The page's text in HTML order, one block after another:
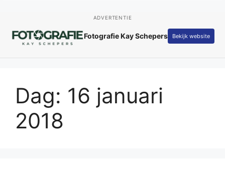
ADVERTENTIE
Fotografie Kay Schepers Bekijk website
Dag: 16 januari
2018